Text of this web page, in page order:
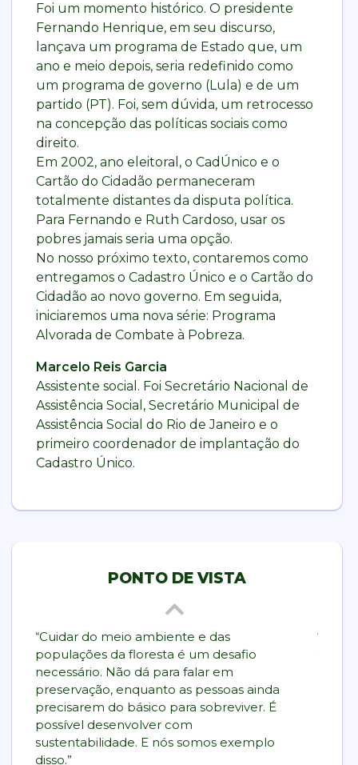
Foi um momento histórico. O presidente
Fernando Henrique, em seu discurso,
lançava um programa de Estado que, um
ano e meio depois, seria redefinido como
um programa de governo (Lula) e de um
partido (PT). Foi, sem dúvida, um retrocesso
na concepção das políticas sociais como
direito.
Em 2002, ano eleitoral, o CadÚnico e o
Cartão do Cidadão permaneceram
totalmente distantes da disputa política.
Para Fernando e Ruth Cardoso, usar os
pobres jamais seria uma opção.
No nosso próximo texto, contaremos como
entregamos o Cadastro Único e o Cartão do
Cidadão ao novo governo. Em seguida,
iniciaremos uma nova série: Programa
Alvorada de Combate à Pobreza.
Marcelo Reis Garcia
Assistente social. Foi Secretário Nacional de
Assistência Social, Secretário Municipal de
Assistência Social do Rio de Janeiro e o
primeiro coordenador de implantação do
Cadastro Único.
PONTO DE VISTA
“Cuidar do meio ambiente e das
populações da floresta é um desafio
necessário. Não dá para falar em
preservação, enquanto as pessoas ainda
precisarem do básico para sobreviver. É
possível desenvolver com
sustentabilidade. E nós somos exemplo
disso.”
“O